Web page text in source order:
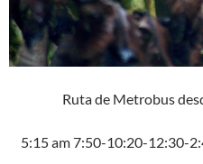
Ruta de Metrobus
5:15 am 7:50-10:20-12:30-